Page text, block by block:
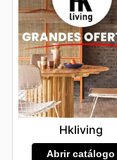
Hkliving
Abrir catálogo